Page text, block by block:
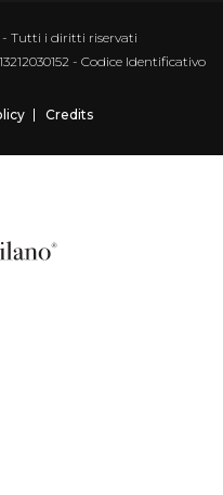
- Tutti i diritti riservati
- Codice Identificativo
Credits